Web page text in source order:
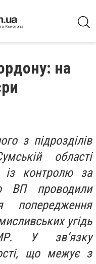
на
з підрозділів
області
із контролю за
ВП проводили
попередження
угідь
У зв’язку
що межує з